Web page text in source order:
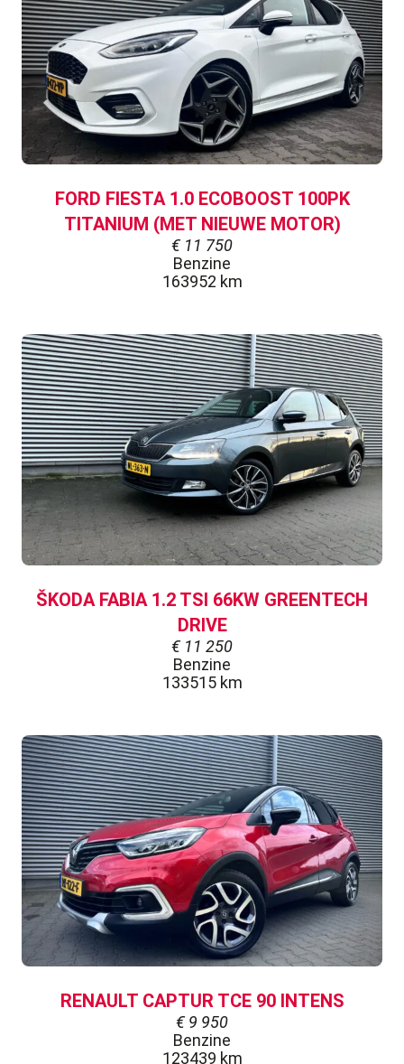
FORD FIESTA 1.0 ECOBOOST 100PK
TITANIUM (MET NIEUWE MOTOR)
€ 11 750
Benzine
163952 km
ŠKODA FABIA 1.2 TSI 66KW GREENTECH
DRIVE
€ 11 250
Benzine
133515 km
RENAULT CAPTUR TCE 90 INTENS
€ 9 950
Benzine
123439 km